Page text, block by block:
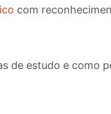
com
de estudo e como